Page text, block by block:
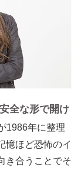
安全な形で開け
1986年に整理
憶ほど恐怖のイ
き合うことでそ